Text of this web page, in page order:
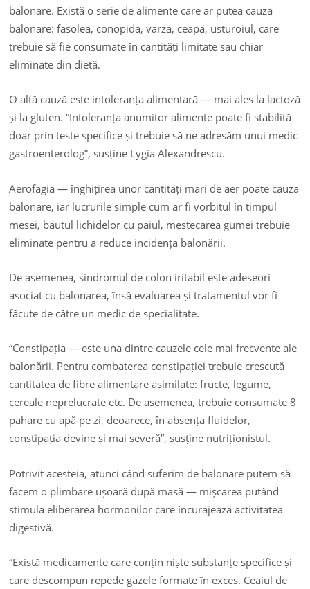
balonare. Există o serie de alimente care ar putea cauza
balonare: fasolea, conopida, varza, ceapă, usturoiul, care
trebuie să fie consumate în cantități limitate sau chiar
eliminate din dietă.
O altă cauză este intoleranța alimentară — mai ales la lactoză
și la gluten. “Intoleranța anumitor alimente poate fi stabilită
doar prin teste specifice și trebuie să ne adresăm unui medic
gastroenterolog”, susține Lygia Alexandrescu.
Aerofagia — înghițirea unor cantități mari de aer poate cauza
balonare, iar lucrurile simple cum ar fi vorbitul în timpul
mesei, băutul lichidelor cu paiul, mestecarea gumei trebuie
eliminate pentru a reduce incidența balonării.
De asemenea, sindromul de colon iritabil este adeseori
asociat cu balonarea, însă evaluarea și tratamentul vor fi
făcute de către un medic de specialitate.
“Constipația — este una dintre cauzele cele mai frecvente ale
balonării. Pentru combaterea constipației trebuie crescută
cantitatea de fibre alimentare asimilate: fructe, legume,
cereale neprelucrate etc. De asemenea, trebuie consumate 8
pahare cu apă pe zi, deoarece, în absența fluidelor,
constipația devine și mai severă”, susține nutriționistul.
Potrivit acesteia, atunci când suferim de balonare putem să
facem o plimbare ușoară după masă — mișcarea putând
stimula eliberarea hormonilor care încurajează activitatea
digestivă.
“Există medicamente care conțin niște substanțe specifice și
care descompun repede gazele formate în exces. Ceaiul de